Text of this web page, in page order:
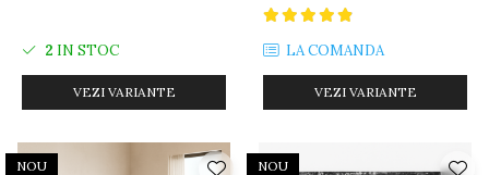
2 IN STOC
VEZI VARIANTE
LA COMANDA
VEZI VARIANTE
NOU NOU